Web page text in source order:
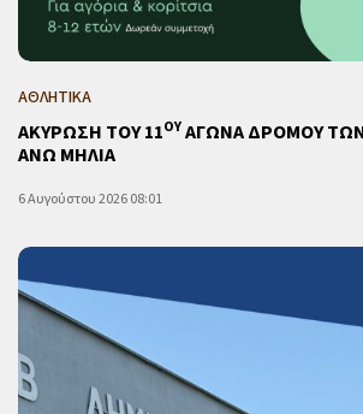
ΑΘΛΗΤΙΚΑ
ΑΚΥΡΩΣΗ ΤΟΥ 11ΟΥΑΓΩΝΑ ΔΡΟΜΟΥ
ΑΝΩ ΜΗΛΙΑ
6 Αυγούστου 2026 08:01